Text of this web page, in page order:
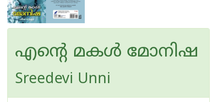
എന്റെ മകള്‍ മോനിഷ
Sreedevi Unni